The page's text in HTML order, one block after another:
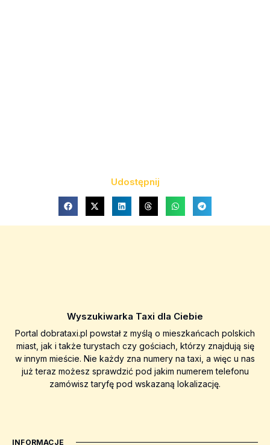
Udostępnij
Wyszukiwarka Taxi dla Ciebie
Portal dobrataxi.pl powstał z myślą o mieszkańcach polskich
miast, jak i także turystach czy gościach, którzy znajdują się
w innym mieście. Nie każdy zna numery na taxi, a więc u nas
już teraz możesz sprawdzić pod jakim numerem telefonu
zamówisz taryfę pod wskazaną lokalizację.
INFORMACJE